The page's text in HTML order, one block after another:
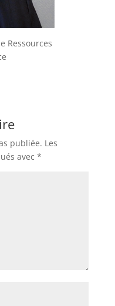
Ressources
publiée. Les
avec *